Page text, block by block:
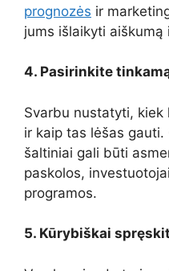
prognozės ir
jums išlaikyti aiškumą
4. Pasirinkite
Svarbu nustatyti, kiek
ir kaip tas lėšas
šaltiniai gali būti
paskolos,
programos.
5. Kūrybiškai